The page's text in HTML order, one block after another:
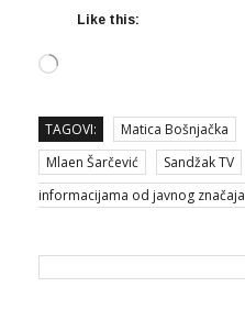
Like this:
Loading…
TAGOVI: Matica Bošnjačka
Mlaen Šarčević
Sandžak TV
informacijama od javnog značaja